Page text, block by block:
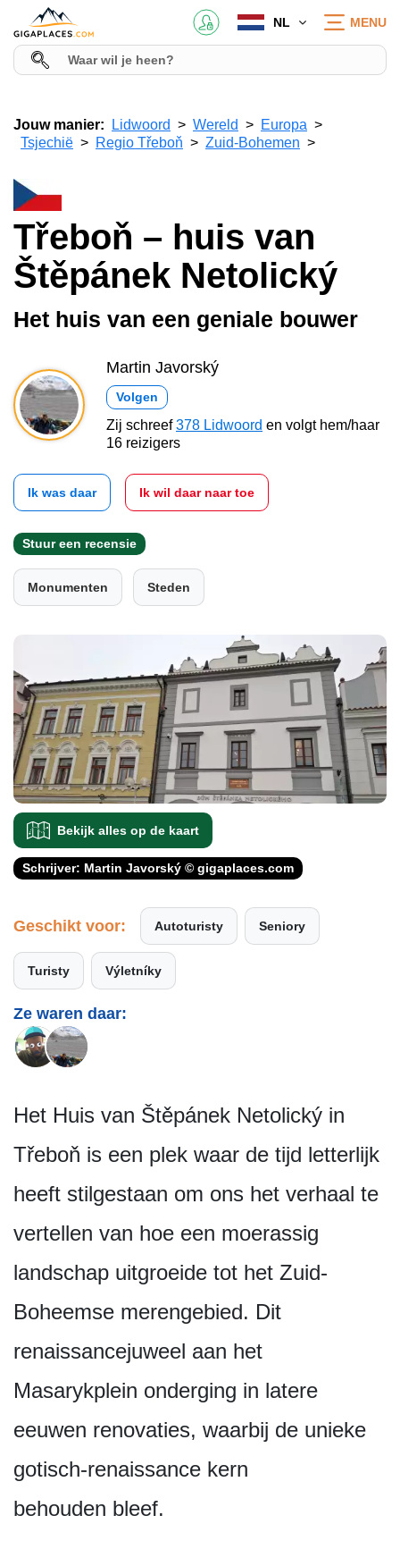
NL MENU
Jouw manier: Lidwoord Wereld
Europa
Tsjechië
Regio Třeboň Zuid-Bohemen
Třeboň – huis van
Štěpánek Netolický
Het huis van een geniale bouwer
Martin Javorský
Volgen
Zij schreef378 Lidwoord en volgt hem/haar
16 reizigers
Ik was daar Ik wil daar naar toe
Stuur een recensie
Monumenten Steden
Bekijk alles op de kaart
Schrijver: Martin Javorský © gigaplaces.com
Geschikt voor: Autoturisty Seniory
Turisty Výletníky
Ze waren daar:
Het Huis van Štěpánek Netolický in
Třeboň is een plek waar de tijd letterlijk
heeft stilgestaan om ons het verhaal te
vertellen van hoe een moerassig
landschap uitgroeide tot het Zuid-
Boheemse merengebied. Dit
renaissancejuweel aan het
Masarykplein onderging in latere
eeuwen renovaties, waarbij de unieke
gotisch-renaissance kern
behouden bleef.